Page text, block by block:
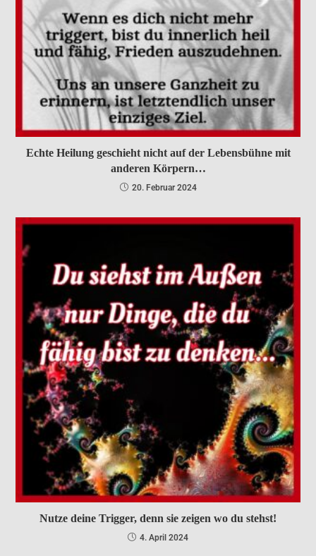
Echte Heilung geschieht nicht auf der Lebensbühne mit
anderen Körpern…
20. Februar 2024
Nutze deine Trigger, denn sie zeigen wo du stehst!
4. April 2024